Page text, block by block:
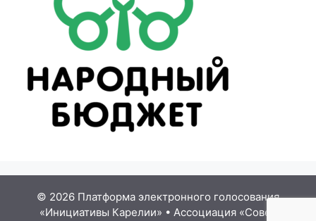
© 2026 Платформа электронного голосования
«Инициативы Карелии» • Ассоциация «Совет